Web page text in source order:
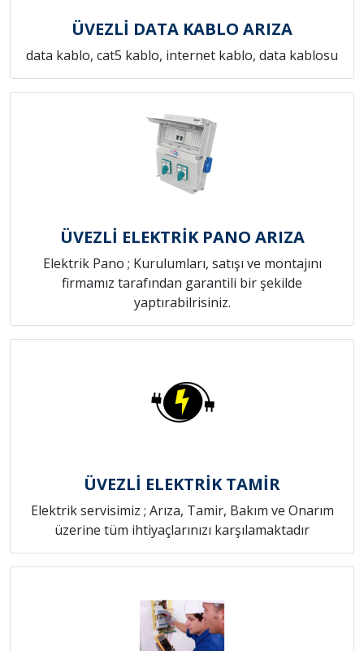
ÜVEZLİ DATA KABLO ARIZA
data kablo, cat5 kablo, internet kablo, data kablosu
ÜVEZLİ ELEKTRİK PANO ARIZA
Elektrik Pano ; Kurulumları, satışı ve montajını
firmamız tarafından garantili bir şekilde
yaptırabilrisiniz.
ÜVEZLİ ELEKTRİK TAMİR
Elektrik servisimiz ; Arıza, Tamir, Bakım ve Onarım
üzerine tüm ihtiyaçlarınızı karşılamaktadır